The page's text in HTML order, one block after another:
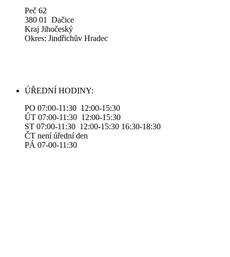
Peč 62
380 01 Dačice
Kraj Jihočeský
Okres: Jindřichův Hradec
ÚŘEDNÍ HODINY:
PO 07:00-11:30 12:00-15:30
ÚT 07:00-11:30 12:00-15:30
ST 07:00-11:30 12:00-15:30 16:30-18:30
ČT není úřední den
PÁ 07-00-11:30